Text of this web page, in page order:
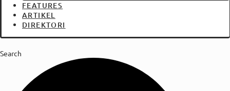
FEATURES
ARTIKEL
DIREKTORI
Search